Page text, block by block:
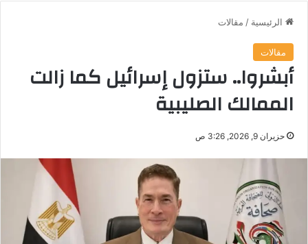
الرئيسية / مقالات
مقالات
أبشروا.. ستزول إسرائيل كما زالت
الممالك الصليبية
حزيران 9, 2026, 3:26 ص